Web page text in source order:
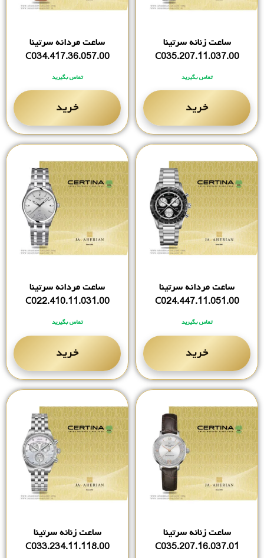
ساعت زنانه سرتینا
C035.207.11.037.00
تماس بگیرید
خرید
ساعت مردانه سرتینا
C034.417.36.057.00
تماس بگیرید
خرید
ساعت مردانه سرتینا
C024.447.11.051.00
تماس بگیرید
خرید
ساعت مردانه سرتینا
C022.410.11.031.00
تماس بگیرید
خرید
ساعت زنانه سرتینا
C035.207.16.037.01
ساعت زنانه سرتینا
C033.234.11.118.00